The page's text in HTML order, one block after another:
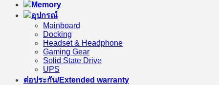
Memory
อุปกรณ์
Mainboard
Docking
Headset & Headphone
Gaming Gear
Solid State Drive
UPS
ต่อประกัน/Extended warranty